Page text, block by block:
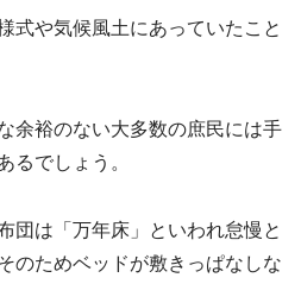
式や気候風土にあっていたこと
余裕のない大多数の庶民には手
るでしょう。
団は「万年床」といわれ怠慢と
のためベッドが敷きっぱなしな